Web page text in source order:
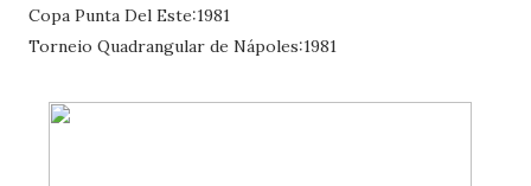
Copa Punta Del Este:1981
Torneio Quadrangular de Nápoles:1981